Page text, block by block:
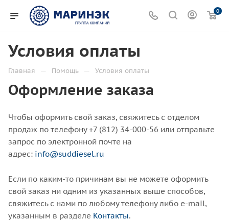
0
Условия оплаты
Главная — Помощь — Условия оплаты
Оформление заказа
Чтобы оформить свой заказ, свяжитесь с отделом
продаж по телефону +7 (812) 34-000-56 или отправьте
запрос по электронной почте на
адрес: info@suddiesel.ru
Если по каким-то причинам вы не можете оформить
свой заказ ни одним из указанных выше способов,
свяжитесь с нами по любому телефону либо e-mail,
указанным в разделе Контакты.